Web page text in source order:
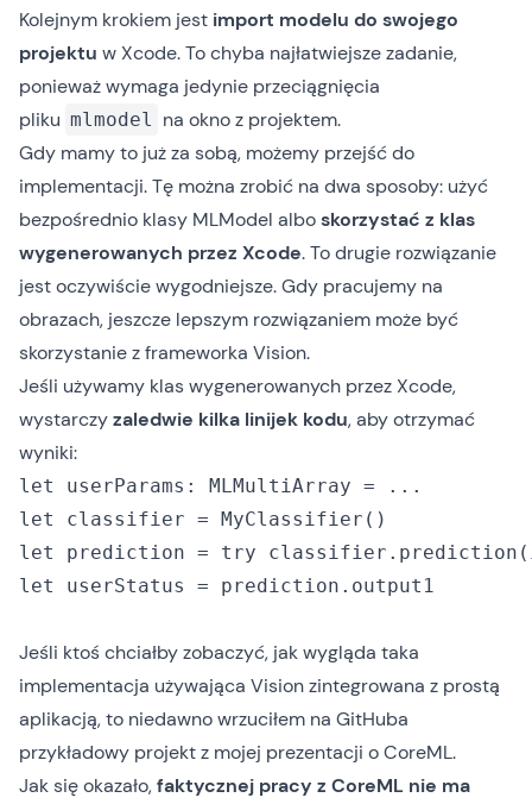
Kolejnym krokiem jest import modelu do swojego
projektu w Xcode. To chyba najłatwiejsze zadanie,
ponieważ wymaga jedynie przeciągnięcia
pliku mlmodel na okno z projektem.
Gdy mamy to już za sobą, możemy przejść do
implementacji. Tę można zrobić na dwa sposoby: użyć
bezpośrednio klasy MLModel alboskorzystać z klas
wygenerowanych przez Xcode. To drugie rozwiązanie
jest oczywiście wygodniejsze. Gdy pracujemy na
obrazach, jeszcze lepszym rozwiązaniem może być
skorzystanie z frameworka Vision.
Jeśli używamy klas wygenerowanych przez Xcode,
wystarczyzaledwie kilka linijek kodu, aby otrzymać
wyniki:
let userParams: MLMultiArray = ...
let classifier = MyClassifier()
let prediction = try
let userStatus = prediction.output1
Jeśli ktoś chciałby zobaczyć, jak wygląda taka
implementacja używająca Vision zintegrowana z prostą
aplikacją, to niedawnowrzuciłem na GitHuba
przykładowy projektz mojej prezentacji o CoreML.
Jak się okazało,faktycznej pracy z CoreML nie ma